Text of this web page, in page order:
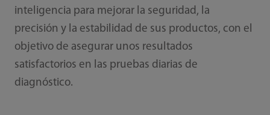
inteligencia para mejorar la seguridad, la
precisión y la estabilidad de sus productos, con el
objetivo de asegurar unos resultados
satisfactorios en las pruebas diarias de
diagnóstico.